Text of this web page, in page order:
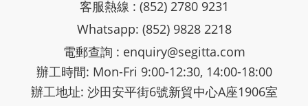
客服熱線 : (852) 2780 9231
Whatsapp: (852) 9828 2218
電郵查詢 : enquiry@segitta.com
辦工時間: Mon-Fri 9:00-12:30, 14:00-18:00
辦工地址: 沙田安平街6號新貿中心A座1906室